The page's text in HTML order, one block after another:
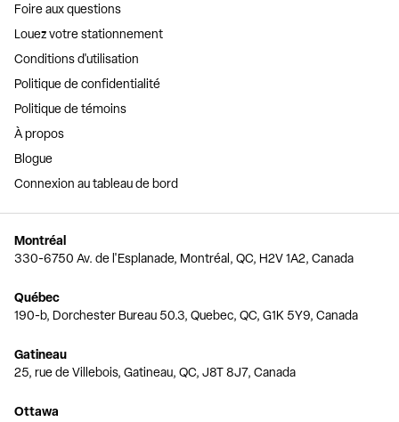
Foire aux questions
Louez votre stationnement
Conditions d'utilisation
Politique de confidentialité
Politique de témoins
À propos
Blogue
Connexion au tableau de bord
Montréal
330-6750 Av. de l'Esplanade, Montréal, QC, H2V 1A2, Canada
Québec
190-b, Dorchester Bureau 50.3, Quebec, QC, G1K 5Y9, Canada
Gatineau
25, rue de Villebois, Gatineau, QC, J8T 8J7, Canada
Ottawa